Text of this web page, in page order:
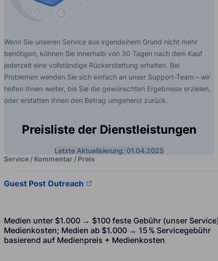
Wenn Sie unseren Service aus irgendeinem Grund nicht mehr
benötigen, können Sie innerhalb von 30 Tagen nach dem Kauf
jederzeit eine vollständige Rückerstattung erhalten. Bei
Problemen wenden Sie sich einfach an unser Support-Team – wir
helfen Ihnen weiter, bis Sie die gewünschten Ergebnisse erzielen,
oder erstatten Ihnen den Betrag umgehend zurück.
Preisliste der Dienstleistungen
Letzte Aktualisierung: 01.04.2025
Service / Kommentar / Preis
Guest Post Outreach
Medien unter $1.000 → $100 feste Gebühr (unser
Medienkosten; Medien ab $1.000 → 15 % Servicegebühr
basierend auf Medienpreis + Medienkosten